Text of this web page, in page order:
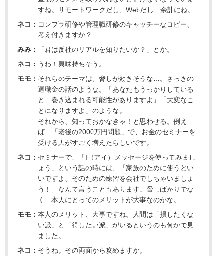
すね。リモートワークだし、Webだし、余計にね。
ネコ： コンプラ研修や管理職研修のキャッチーなコピー、
考え付きますか？
みみ：
「君は反社のリアルを知りたいか？」とか。
ネコ： うわ！興味持ちそう。
モモ： それらのテーマは、脅しが効きそうな…。さっきの
退職金の話のような。「あなたもうっかりしている
と、巻き込まれる可能性がありますよ」「大変なこ
とになりますよ」のような。
それから、知っておかなきゃ！と思わせる。例え
ば、「老後の2000万円問題」で、お金のセミナーを
受ける人がすごく増えたらしいです。
ネコ： セミナーで、「I（アイ）メッセージを使ってみまし
ょう」という話の時には、「家族のために使うとい
いですよ、そのための練習を会社でしちゃいましょ
う！」なんて言うこともあります。脅しばかりでな
く、本人にとってのメリットが大事なのかな。
モモ：本人のメリット、大事ですね。人間は「損したくな
い派」と「得したい派」がいるというのも何かで見
ました。
ネコ： そうね。その両面から攻めますか。